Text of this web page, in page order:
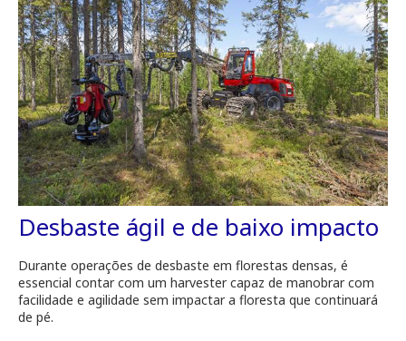
Desbaste ágil e de baixo impacto
Durante operações de desbaste em florestas densas, é
essencial contar com um harvester capaz de manobrar com
facilidade e agilidade sem impactar a floresta que continuará
de pé.